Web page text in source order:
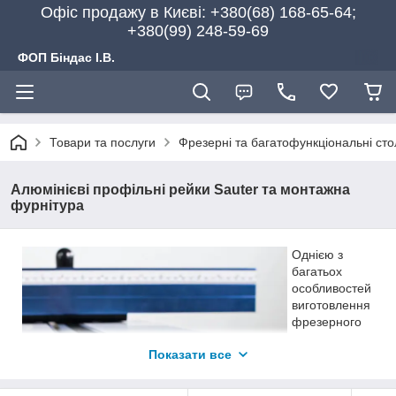
Офіс продажу в Києві: +380(68) 168-65-64;
+380(99) 248-59-69
ФОП Біндас І.В.
Товари та послуги Фрезерні та багатофункціональні
Алюмінієві профільні рейки Sauter та монтажна
фурнітура
Однією з
багатьох
особливостей
виготовлення
фрезерного
столу є
Показати все